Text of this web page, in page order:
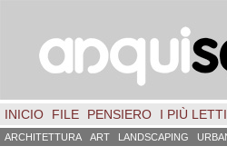
INICIO FILE PENSIERO I PIÙ LETTI
ARCHITETTURA ART LANDSCAPING